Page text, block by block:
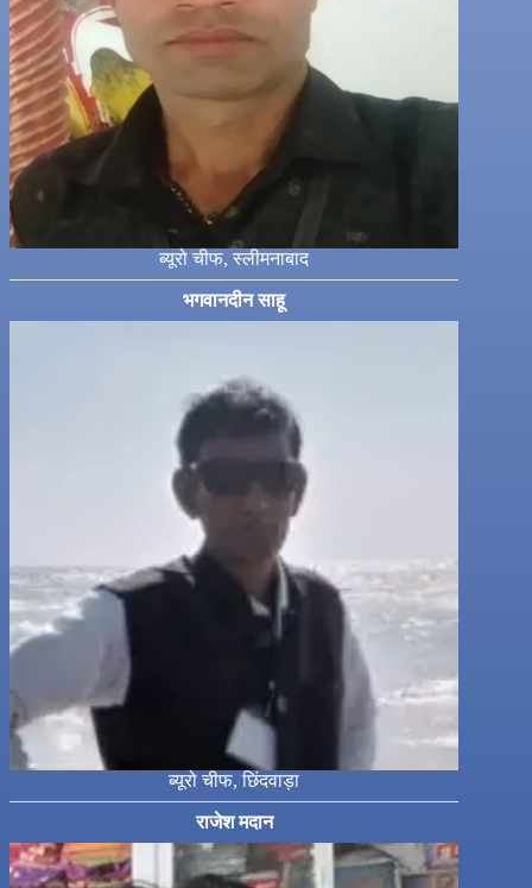
ब्यूरो चीफ, स्लीमनाबाद
भगवानदीन साहू
ब्यूरो चीफ, छिंदवाड़ा
राजेश मदान